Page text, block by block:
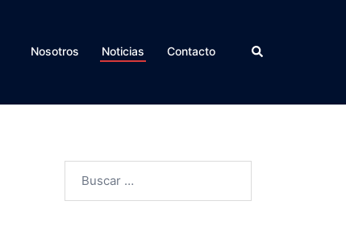
Nosotros Noticias Contacto Buscar